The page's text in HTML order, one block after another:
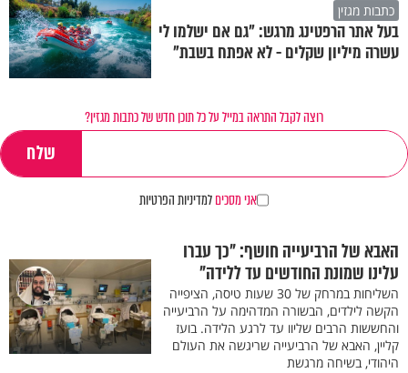
כתבות מגזין
בעל אתר הרפטינג מרגש: "גם אם ישלמו לי
עשרה מיליון שקלים - לא אפתח בשבת"
רוצה לקבל התראה במייל על כל תוכן חדש של כתבות מגזין?
אני מסכיםלמדיניות הפרטיות
האבא של הרביעייה חושף: "כך עברו
עלינו שמונת החודשים עד ללידה"
השליחות במרחק של 30 שעות טיסה, הציפייה
הקשה לילדים, הבשורה המדהימה על הרביעייה
והחששות הרבים שליוו עד לרגע הלידה. בועז
קליין, האבא של הרביעייה שריגשה את העולם
היהודי, בשיחה מרגשת